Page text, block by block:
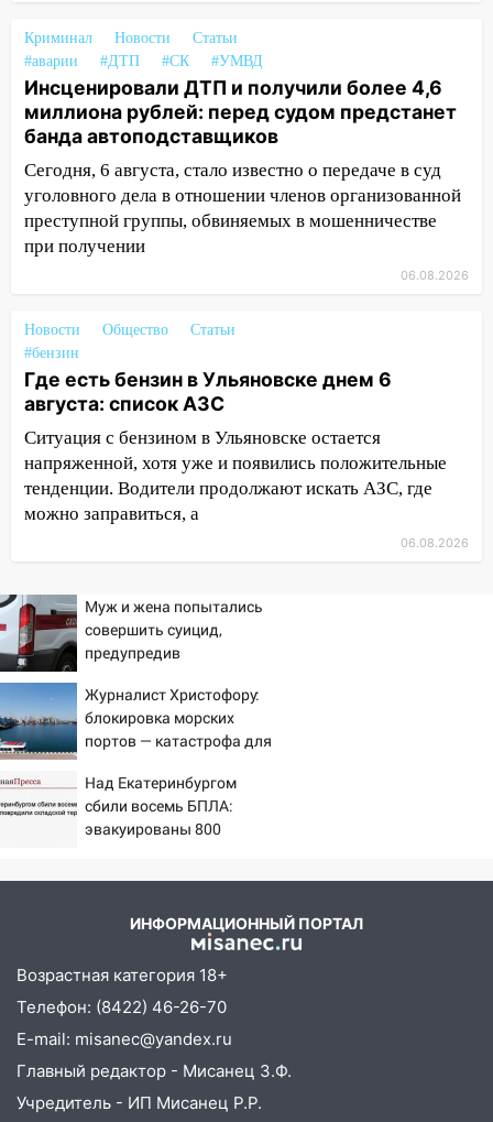
08:21
В Заволжском районе украли два
велосипеда
07:18 В Ульяновск идет
тридцатиградусная жара: какая будет
погода в четверг
06:00 Четыре года борьбы: ульяновские
юристы помогли женщине засудить УК
за плесень на стенах
прибыль, а кому — испытания на
прочность
05.08.2026
22:58 Соцсети: на проспекте Тюленева
ДТП с мотоциклистом
20:22 Мошенники обманули 92-летнюю
жительницу Ульяновской области
заработал уголовное дело
18:14
Прогноз погоды на 6 августа в
Ульяновской области
18:00
Мотофристайл, рок и силовой
экстрим: в Ульяновске пройдет
большой фестиваль «Наше время»
17:30
Где есть бензин в Ульяновске 5
августа после рабочего дня: список АЗС
Ульяновске задержали 19-летнюю
Едва не перерезал горло: в
Вешкайме посиделки с судимым
знакомым закончились для женщины
больницей
16:06
18-летняя девушка без прав
перевернулась на мопеде и попала в
больницу
Криминал Новости
Статьи
#аварии
#ДТП #СК #УМВД
Инсценировали ДТП и получили более 4,6
миллиона рублей: перед судом предстанет
банда автоподставщиков
Сегодня, 6 августа, стало известно о передаче в суд
уголовного дела в отношении членов организованной
преступной группы, обвиняемых в мошенничестве
при получении
06.08.2026
Новости Общество
Статьи
#бензин
Где есть бензин в Ульяновске днем 6
августа: список АЗС
Ситуация с бензином в Ульяновске остается
напряженной, хотя уже и появились положительные
тенденции. Водители продолжают искать АЗС, где
можно заправиться, а
06.08.2026
Муж и жена попытались
совершить суицид,
предупредив
Журналист Христофору:
блокировка морских
портов — катастрофа для
Над Екатеринбургом
сбили восемь БПЛА:
эвакуированы 800
ИНФОРМАЦИОННЫЙ ПОРТАЛ
Возрастная категория 18+
Телефон: (8422) 46-26-70
E-mail: misanec@yandex.ru
Главный редактор - Мисанец З.Ф.
Учредитель - ИП Мисанец Р.Р.